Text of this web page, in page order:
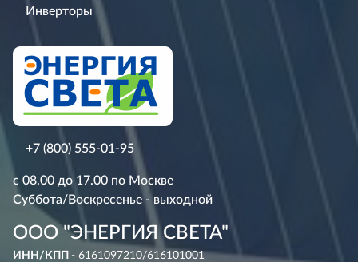
Инверторы
+7 (800) 555-01-95
с 08.00 до 17.00 по Москве
Суббота/Воскресенье - выходной
ООО "ЭНЕРГИЯ СВЕТА"
ИНН/КПП - 6161097210/616101001